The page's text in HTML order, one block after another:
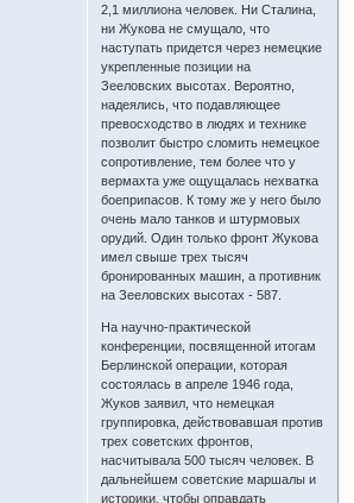
2,1 миллиона человек. Ни Сталина,
ни Жукова не смущало, что
наступать придется через немецкие
укрепленные позиции на
Зееловских высотах. Вероятно,
надеялись, что подавляющее
превосходство в людях и технике
позволит быстро сломить немецкое
сопротивление, тем более что у
вермахта уже ощущалась нехватка
боеприпасов. К тому же у него было
очень мало танков и штурмовых
орудий. Один только фронт Жукова
имел свыше трех тысяч
бронированных машин, а противник
на Зееловских высотах - 587.
На научно-практической
конференции, посвященной итогам
Берлинской операции, которая
состоялась в апреле 1946 года,
Жуков заявил, что немецкая
группировка, действовавшая против
трех советских фронтов,
насчитывала 500 тысяч человек. В
дальнейшем советские маршалы и
историки, чтобы оправдать